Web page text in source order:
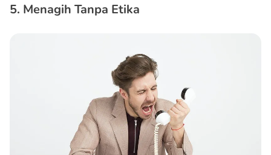
5. Menagih Tanpa Etika